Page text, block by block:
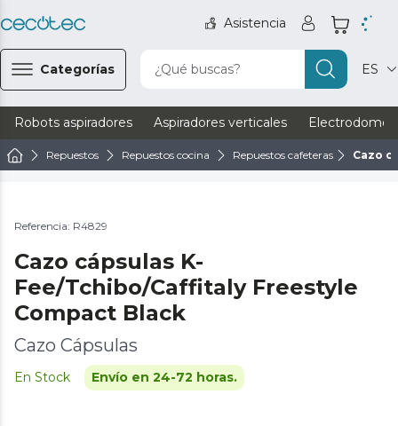
Asistencia
Categorías ¿Qué buscas? ES
Robots aspiradores Aspiradores verticales
Repuestos Repuestos cocina Repuestos cafeteras Cazo
Referencia: R4829
Cazo cápsulas K-
Fee/Tchibo/Caffitaly Freestyle
Compact Black
Cazo Cápsulas
En Stock Envío en 24-72 horas.